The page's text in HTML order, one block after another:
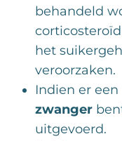
behandeld
het
veroorzaken.
Indien er
zwanger
uitgevoerd.